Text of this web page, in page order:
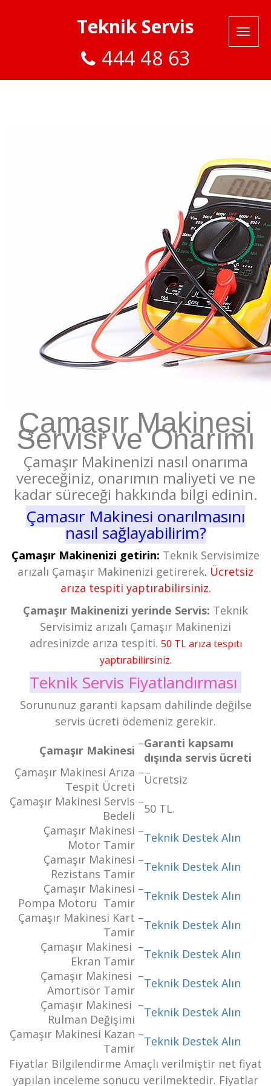
Teknik Servis
444 48 63
Çamaşır Makinesi
Servisi ve Onarımı
Çamaşır Makinenizi nasıl onarıma
vereceğiniz, onarımın maliyeti ve ne
kadar süreceği hakkında bilgi edinin.
Çamaşır Makinesi onarılmasını
nasıl sağlayabilirim?
Çamaşır Makinenizi getirin: Teknik Servisimize
arızalı Çamaşır Makinenizi getirerek. Ücretsiz
arıza tespiti yaptırabilirsiniz.
Çamaşır Makinenizi yerinde Servis: Teknik
Servisimiz arızalı Çamaşır Makinenizi
adresinizde arıza tespiti. 50 TL arıza tespıtı
yaptırabilirsiniz.
Teknik Servis Fiyatlandırması
Sorununuz garanti kapsam dahilinde değilse
servis ücreti ödemeniz gerekir.
Çamaşır Makinesi –Garanti kapsamı
dışında servis ücreti
Çamaşır Makinesi Arıza
Tespit Ücreti
–Ücretsiz
Çamaşır Makinesi Servis
Bedeli
–50 TL.
Çamaşır Makinesi
Motor Tamir
–Teknik Destek Alın
Çamaşır Makinesi
Rezistans Tamir
–Teknik Destek Alın
Çamaşır Makinesi
Pompa Motoru Tamir
–Teknik Destek Alın
Çamaşır Makinesi Kart
Tamir
–Teknik Destek Alın
Çamaşır Makinesi
Ekran Tamir
–Teknik Destek Alın
Çamaşır Makinesi
Amortisör Tamir
–Teknik Destek Alın
Çamaşır Makinesi
Rulman Değişimi
–Teknik Destek Alın
Çamaşır Makinesi Kazan
Tamir
–Teknik Destek Alın
Fiyatlar Bilgilendirme Amaçlı verilmiştir net fiyat
yapılan inceleme sonucu verilmektedir. Fiyatlar